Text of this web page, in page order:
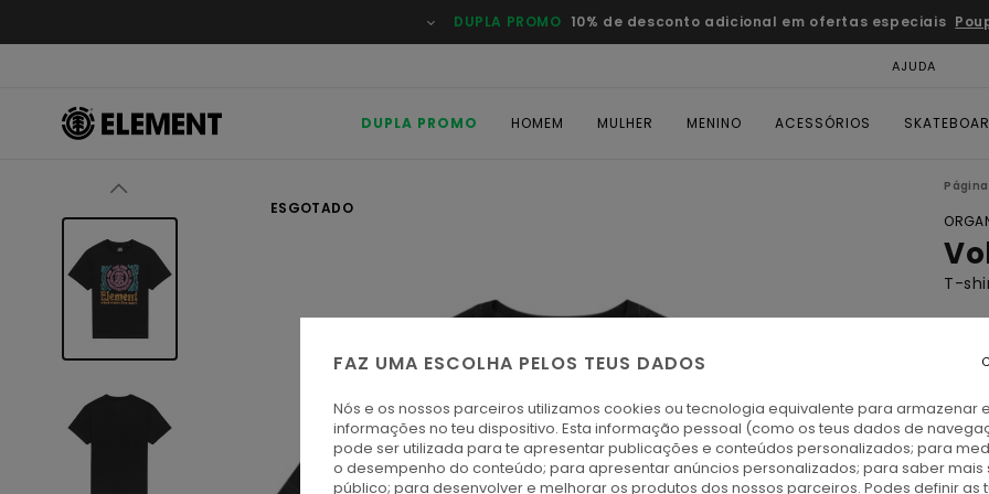
a
DUPLA PROMO 10% de desconto adicional em ofertas especiais
AJUDA
DUPLA PROMO HOMEM MULHER MENINO ACESSÓRIOS
ESGOTADO
T-
€
Cor
FAZ UMA ESCOLHA PELOS TEUS DADOS
Nós e os nossos parceiros utilizamos cookies ou tecnologia equivalente para armazenar
informações no teu dispositivo. Esta informação pessoal (como os teus dados de
pode ser utilizada para te apresentar publicações e conteúdos personalizados; para
o desempenho do conteúdo; para apresentar anúncios personalizados; para saber mais
público; para desenvolver e melhorar os produtos dos nossos parceiros. Podes definir as